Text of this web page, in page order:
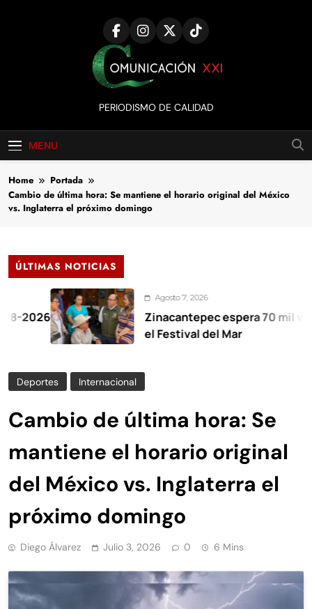
Comunicación
XXI
PERIODISMO DE CALIDAD
MENU
Home
Portada
Cambio de última hora: Se mantiene el horario original del México
vs. Inglaterra el próximo domingo
ÚLTIMAS NOTICIAS
Agosto 7, 2026
Zinacantepec espera 70 mil visitantes
el Festival del Mar
Deportes Internacional
Cambio de última hora: Se
mantiene el horario original
del México vs. Inglaterra el
próximo domingo
Diego Álvarez Julio 3, 2026 0 6 Mins